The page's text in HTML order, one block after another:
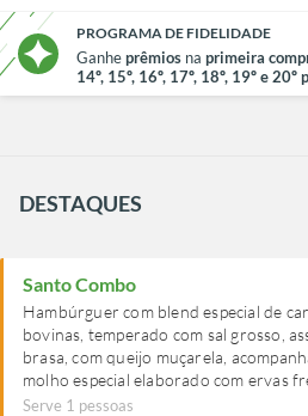
PROGRAMA DE FIDELIDADE
Ganheprêmios na primeira
14º, 15º, 16º, 17º, 18º, 19º e 20º
DESTAQUES
Santo Combo
Hambúrguer com blend especial de
bovinas, temperado com sal grosso,
brasa, com queijo muçarela,
molho especial elaborado com ervas
francês rústico amanteigado, alface,
Serve 1 pessoas